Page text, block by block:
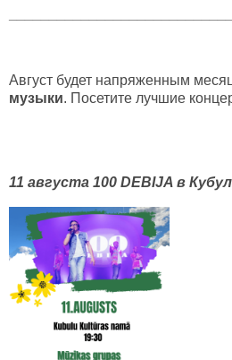
Август будет напряженным
музыки. Посетите лучшие
11 августа 100 DEBIJA в Кубул